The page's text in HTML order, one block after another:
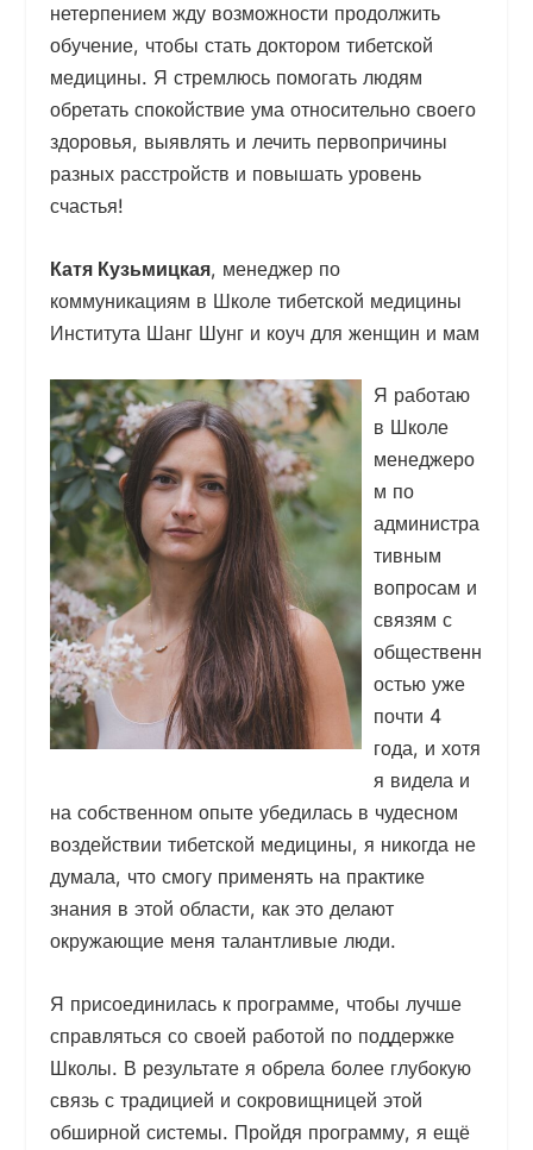
нетерпением жду возможности продолжить
обучение, чтобы стать доктором тибетской
медицины. Я стремлюсь помогать людям
обретать спокойствие ума относительно своего
здоровья, выявлять и лечить первопричины
разных расстройств и повышать уровень
счастья!
Катя Кузьмицкая, менеджер по
коммуникациям в Школе тибетской медицины
Института Шанг Шунг и коуч для женщин и мам
Я работаю
в Школе
менеджеро
м по
администра
тивным
вопросам и
связям с
общественн
остью уже
почти 4
года, и хотя
я видела и
на собственном опыте убедилась в чудесном
воздействии тибетской медицины, я никогда не
думала, что смогу применять на практике
знания в этой области, как это делают
окружающие меня талантливые люди.
Я присоединилась к программе, чтобы лучше
справляться со своей работой по поддержке
Школы. В результате я обрела более глубокую
связь с традицией и сокровищницей этой
обширной системы. Пройдя программу, я ещё